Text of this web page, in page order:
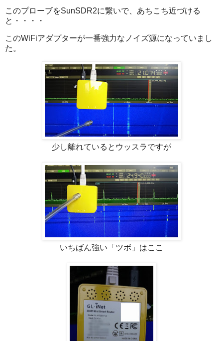
このプローブをSunSDR2に繋いで、あちこち近づける
と・・・・
このWiFiアダプターが一番強力なノイズ源になっていまし
た。
少し離れているとウッスラですが
いちばん強い「ツボ」はここ